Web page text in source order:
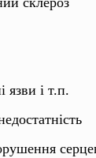
язви і т.п.